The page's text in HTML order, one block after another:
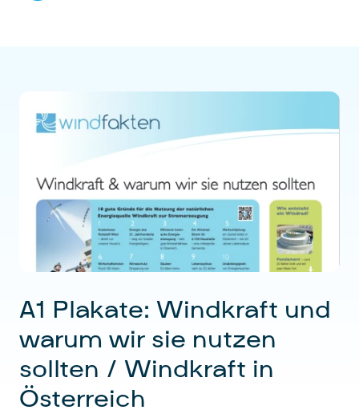
A1 Plakate: Windkraft und
warum wir sie nutzen
sollten / Windkraft in
Österreich